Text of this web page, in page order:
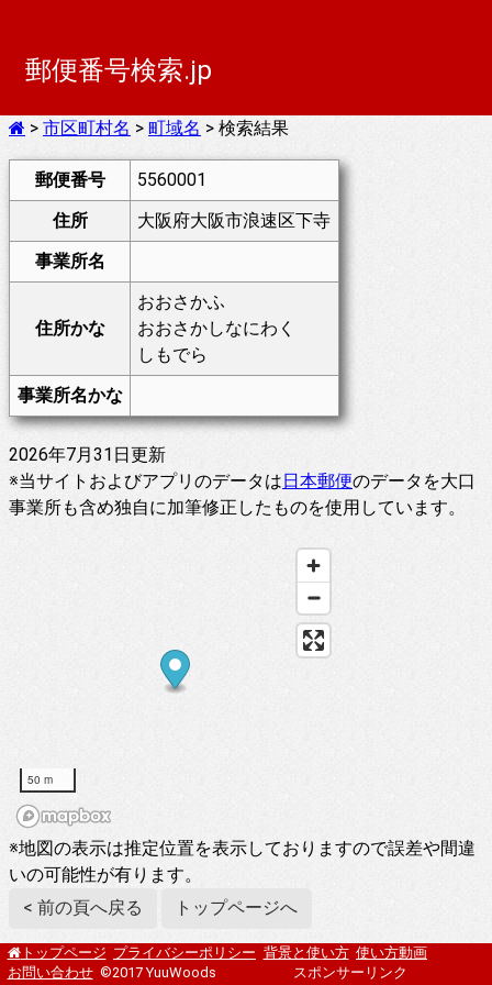
郵便番号検索.jp
> 市区町村名 > 町域名 > 検索結果
郵便番号
5560001
住所
大阪府大阪市浪速区下寺
事業所名
住所かな
おおさかふ
おおさかしなにわく
しもでら
事業所名かな
2026年7月31日更新
※当サイトおよびアプリのデータは日本郵便のデータを大口
事業所も含め独自に加筆修正したものを使用しています。
50 m
※地図の表示は推定位置を表示しておりますので誤差や間違
いの可能性が有ります。
< 前の頁へ戻る
トップページへ
トップページ プライバシーポリシー 背景と使い方 使い方動画
お問い合わせ ©2017 YuuWoods スポンサーリンク